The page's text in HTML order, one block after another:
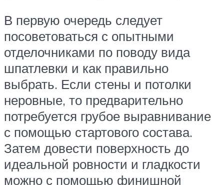
В первую очередь следует
посоветоваться с опытными
отделочниками по поводу вида
шпатлевки и как правильно
выбрать. Если стены и потолки
неровные, то предварительно
потребуется грубое выравнивание
с помощью стартового состава.
Затем довести поверхность до
идеальной ровности и гладкости
можно с помощью финишной